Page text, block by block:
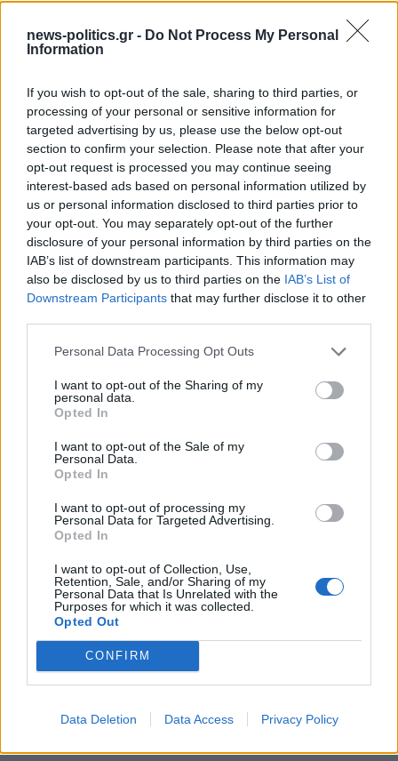
news-politics.gr - Do Not Process My Personal
Information
If you wish to opt-out of the sale, sharing to third parties, or
processing of your personal or sensitive information for
targeted advertising by us, please use the below opt-out
section to confirm your selection. Please note that after your
opt-out request is processed you may continue seeing
interest-based ads based on personal information utilized by
us or personal information disclosed to third parties prior to
your opt-out. You may separately opt-out of the further
disclosure of your personal information by third parties on the
IAB’s list of downstream participants. This information may
also be disclosed by us to third parties on the IAB’s List of
Downstream Participants that may further disclose it to other
Personal Data Processing Opt Outs
I want to opt-out of the Sharing of my
personal data.
Opted In
I want to opt-out of the Sale of my
Personal Data.
Opted In
I want to opt-out of processing my
Personal Data for Targeted Advertising.
Opted In
I want to opt-out of Collection, Use,
Retention, Sale, and/or Sharing of my
Personal Data that Is Unrelated with the
Purposes for which it was collected.
Opted Out
CONFIRM
Data Deletion Data Access Privacy Policy
(ΒΙΝΤΕΟ) Η ώρα των διλημμάτων έχει τελειώσει: «Το
εκλογικό ποσοστό του Αν. Σαμαρά θα είναι έκπληξη
για όλους»
Γ. Ξηραδάκης: «Ολιγοπωλιακή δομή στην Ελληνική
Ακτοπλοΐα – Ποιοι ελέγχουν το 60% του συνολικού
(VIDEOS) Αλλάζει ο υγειονομικός χάρτης στα
ενίσχυση του ΕΣΥ στη Ρόδο, σύμφωνα με τον υπ. Υγείας,